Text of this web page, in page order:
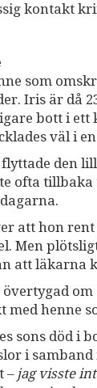
kontakt
som
Iris är då
bott i ett
väl i
den
ofta
att hon
Men
att läkarna
övertygad
med henne
sons död i
i
– jag visste